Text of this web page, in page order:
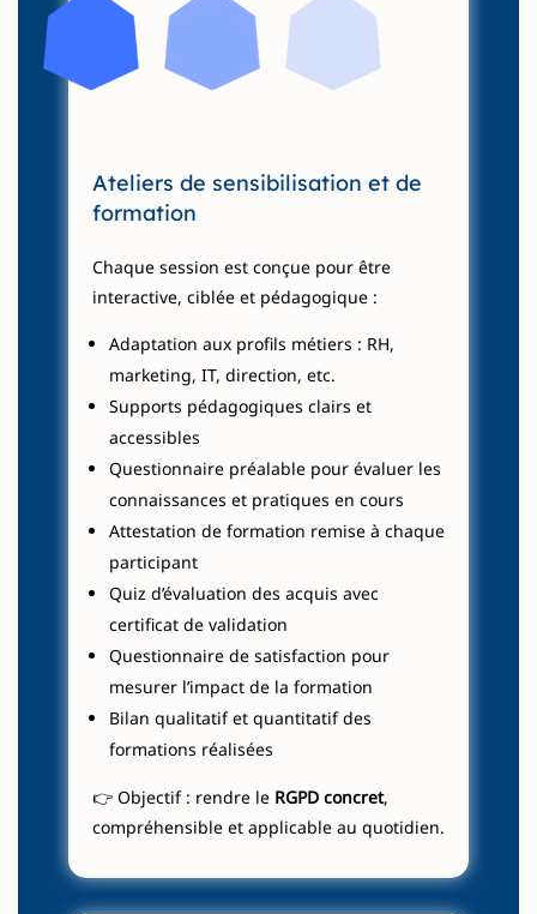
Ateliers de sensibilisation et de
formation
Chaque session est conçue pour être
interactive, ciblée et pédagogique :
Adaptation aux profils métiers : RH,
marketing, IT, direction, etc.
Supports pédagogiques clairs et
accessibles
Questionnaire préalable pour évaluer les
connaissances et pratiques en cours
Attestation de formation remise à chaque
participant
Quiz d’évaluation des acquis avec
certificat de validation
Questionnaire de satisfaction pour
mesurer l’impact de la formation
Bilan qualitatif et quantitatif des
formations réalisées
👉 Objectif : rendre le RGPD concret,
compréhensible et applicable au quotidien.